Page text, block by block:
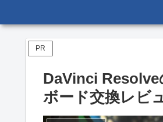
PR
DaVinci Resolve
ボード交換レビ